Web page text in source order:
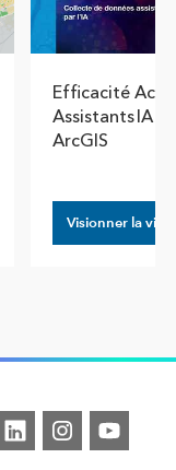
Efficacité
Assistants IA
ArcGIS
Visionner la